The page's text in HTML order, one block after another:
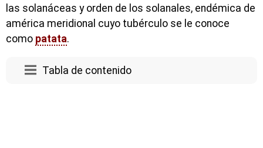
las solanáceas y orden de los solanales, endémica de
américa meridional cuyo tubérculo se le conoce
como patata.
Tabla de contenido